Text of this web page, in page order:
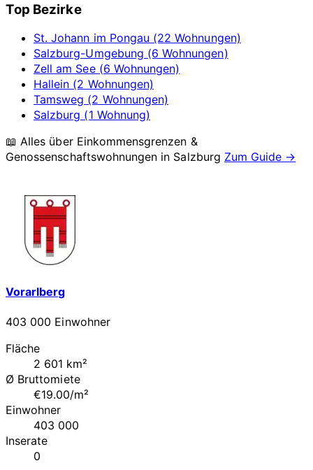
Top Bezirke
St. Johann im Pongau (22 Wohnungen)
Salzburg-Umgebung (6 Wohnungen)
Zell am See (6 Wohnungen)
Hallein (2 Wohnungen)
Tamsweg (2 Wohnungen)
Salzburg (1 Wohnung)
📖 Alles über Einkommensgrenzen &
Genossenschaftswohnungen in Salzburg Zum Guide →
Vorarlberg
403 000 Einwohner
Fläche
2 601 km²
Ø Bruttomiete
€19.00/m²
Einwohner
403 000
Inserate
0